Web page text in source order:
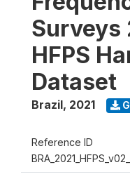
Surveys
HFPS
Dataset
Brazil, 2021
Reference ID